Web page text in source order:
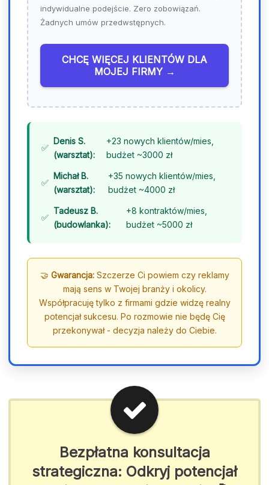
indywidualne podejście. Zero zobowiązań.
Żadnych umów przedwstępnych.
CHCĘ WIĘCEJ KLIENTÓW DLA
MOJEJ FIRMY →
Denis S.
(warsztat):
+23 nowych klientów/mies,
budżet ~3000 zł
Michał B.
(warsztat):
+35 nowych klientów/mies,
budżet ~4000 zł
Tadeusz B.
(budowlanka):
+8 kontraktów/mies,
budżet ~5000 zł
🤝 Gwarancja:Szczerze Ci powiem czy reklamy
mają sens w Twojej branży i okolicy.
Współpracuję tylko z firmami gdzie widzę realny
potencjał sukcesu. Po rozmowie nie będę Cię
przekonywał - decyzja należy do Ciebie.
Bezpłatna konsultacja
strategiczna: Odkryj potencjał